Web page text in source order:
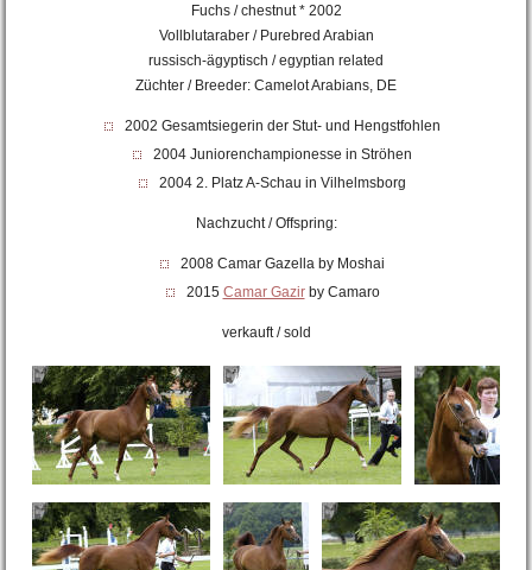
Fuchs / chestnut * 2002
Vollblutaraber / Purebred Arabian
russisch-ägyptisch / egyptian related
Züchter / Breeder: Camelot Arabians, DE
2002 Gesamtsiegerin der Stut- und Hengstfohlen
2004 Juniorenchampionesse in Ströhen
2004 2. Platz A-Schau in Vilhelmsborg
Nachzucht / Offspring:
2008 Camar Gazella by Moshai
2015 Camar Gazirby Camaro
verkauft / sold